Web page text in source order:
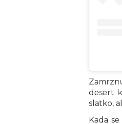
desert
slatko,
Kada